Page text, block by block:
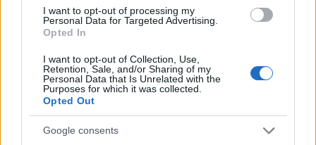
I want to opt-out of processing my
Personal Data for Targeted Advertising.
Opted In
I want to opt-out of Collection, Use,
Retention, Sale, and/or Sharing of my
Personal Data that Is Unrelated with the
Purposes for which it was collected.
Opted Out
Google consents
1 GIORNO OUT